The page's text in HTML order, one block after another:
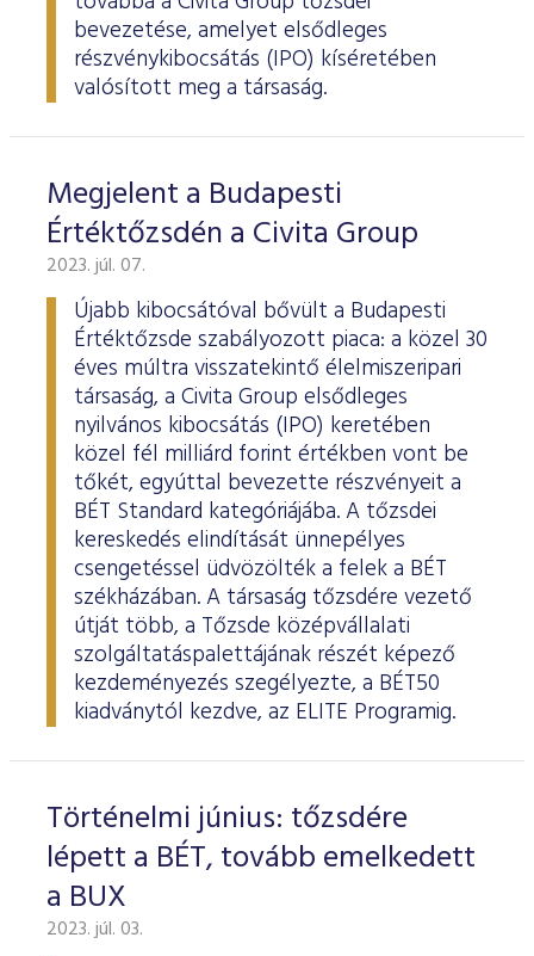
bevezetése, amelyet elsődleges
részvénykibocsátás (IPO) kíséretében
valósított meg a társaság.
Megjelent a Budapesti
Értéktőzsdén a Civita Group
2023. júl. 07.
Újabb kibocsátóval bővült a Budapesti
Értéktőzsde szabályozott piaca: a közel 30
éves múltra visszatekintő élelmiszeripari
társaság, a Civita Group elsődleges
nyilvános kibocsátás (IPO) keretében
közel fél milliárd forint értékben vont be
tőkét, egyúttal bevezette részvényeit a
BÉT Standard kategóriájába. A tőzsdei
kereskedés elindítását ünnepélyes
csengetéssel üdvözölték a felek a BÉT
székházában. A társaság tőzsdére vezető
útját több, a Tőzsde középvállalati
szolgáltatáspalettájának részét képező
kezdeményezés szegélyezte, a BÉT50
kiadványtól kezdve, az ELITE Programig.
Történelmi június: tőzsdére
lépett a BÉT, tovább emelkedett
a BUX
2023. júl. 03.